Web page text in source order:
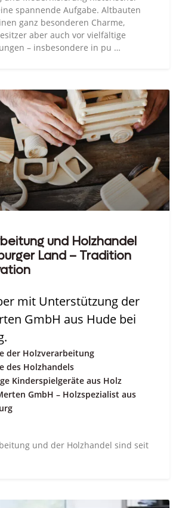
spannende Aufgabe. Altbauten
ganz besonderen Charme,
aber auch vor vielfältige
– insbesondere in pu …
und Holzhandel
Land – Tradition
mit Unterstützung der
GmbH aus Hude bei
der Holzverarbeitung
des Holzhandels
Kinderspielgeräte aus Holz
GmbH – Holzspezialist aus
und der Holzhandel sind seit